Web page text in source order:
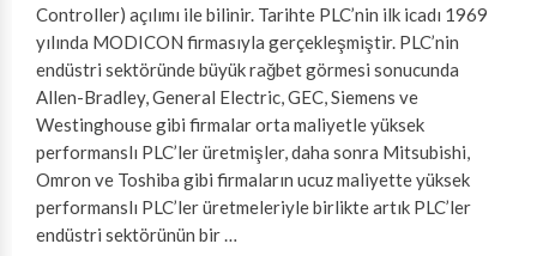
Controller) açılımı ile bilinir. Tarihte PLC’nin ilk icadı 1969
yılında MODICON firmasıyla gerçekleşmiştir. PLC’nin
endüstri sektöründe büyük rağbet görmesi sonucunda
Allen-Bradley, General Electric, GEC, Siemens ve
Westinghouse gibi firmalar orta maliyetle yüksek
performanslı PLC’ler üretmişler, daha sonra Mitsubishi,
Omron ve Toshiba gibi firmaların ucuz maliyette yüksek
performanslı PLC’ler üretmeleriyle birlikte artık PLC’ler
endüstri sektörünün bir …